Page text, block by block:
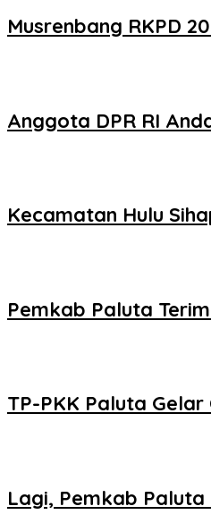
Musrenbang RKPD
Anggota DPR RI
Kecamatan Hulu
Pemkab Paluta
TP-PKK Paluta
Lagi, Pemkab